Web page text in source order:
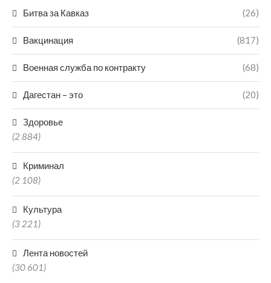
Битва за Кавказ (26)
Вакцинация (817)
Военная служба по контракту (68)
Дагестан – это (20)
Здоровье
(2 884)
Криминал
(2 108)
Культура
(3 221)
Лента новостей
(30 601)